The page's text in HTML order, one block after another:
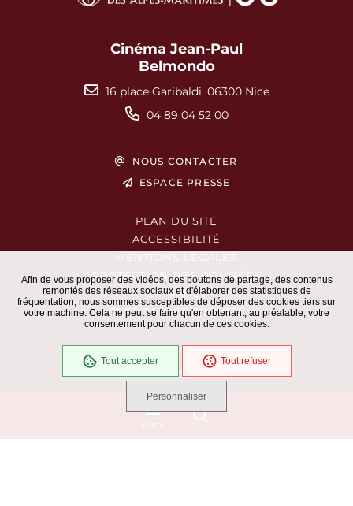
Afin de vous proposer des vidéos, des boutons de partage, des contenus
remontés des réseaux sociaux et d'élaborer des statistiques de
fréquentation, nous sommes susceptibles de déposer des cookies tiers sur
votre machine. Cela ne peut se faire qu'en obtenant, au préalable, votre
consentement pour chacun de ces cookies.
Tout accepter Tout refuser
Personnaliser
Cinéma Jean-Paul
Belmondo
16 place Garibaldi, 06300 Nice
04 89 04 52 00
NOUS CONTACTER
ESPACE PRESSE
PLAN DU SITE
ACCESSIBILITÉ
MENTIONS LÉGALES
PROTECTION DES DONNÉES
EXTRANET
GESTION DES COOKIES
En cours